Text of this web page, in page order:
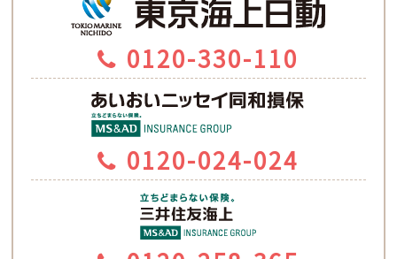
0120-330-110
0120-024-024